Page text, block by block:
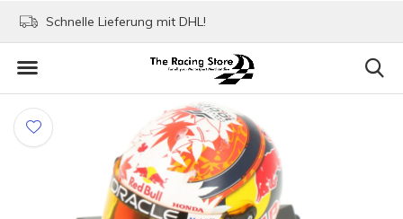
Schnelle Lieferung mit DHL!